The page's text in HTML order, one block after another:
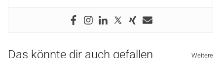
Das könnte dir auch gefallen Weitere